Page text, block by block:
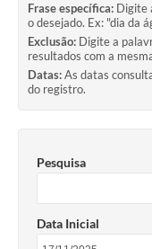
Diário Oficial
Renuncia de Receita
Galeria de Fotos
Cartas de Serviços
Divida Ativa
Programa de Estágio
PROCON
Frase específica: Digite
o desejado. Ex: "dia da
Exclusão: Digite a
resultados com a
Datas:As datas
do registro.
Pesquisa
Data Inicial